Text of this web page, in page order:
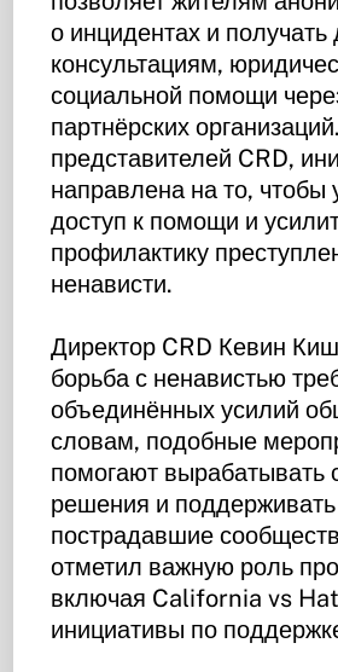
о инцидентах и получать
консультациям,
социальной помощи
партнёрских
представителей CRD,
направлена на то, чтобы
доступ к помощи и
профилактику
ненависти.
Директор CRD Кевин
борьба с ненавистью
объединённых усилий
словам, подобные
помогают вырабатывать
решения и поддерживать
пострадавшие
отметил важную роль
включая California vs
инициативы по